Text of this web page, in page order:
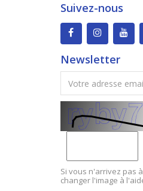
Suivez-nous
Newsletter
Si vous n'arrivez pas
changer l'image à